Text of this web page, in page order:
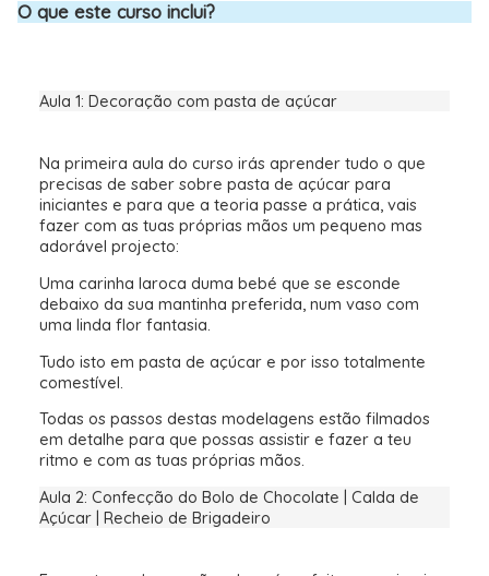
O que este curso inclui?
Aula 1: Decoração com pasta de açúcar
Na primeira aula do curso irás aprender tudo o que
precisas de saber sobre pasta de açúcar para
iniciantes e para que a teoria passe a prática, vais
fazer com as tuas próprias mãos um pequeno mas
adorável projecto:
Uma carinha laroca duma bebé que se esconde
debaixo da sua mantinha preferida, num vaso com
uma linda flor fantasia.
Tudo isto em pasta de açúcar e por isso totalmente
comestível.
Todas os passos destas modelagens estão filmados
em detalhe para que possas assistir e fazer a teu
ritmo e com as tuas próprias mãos.
Aula 2: Confecção do Bolo de Chocolate | Calda de
Açúcar | Recheio de Brigadeiro